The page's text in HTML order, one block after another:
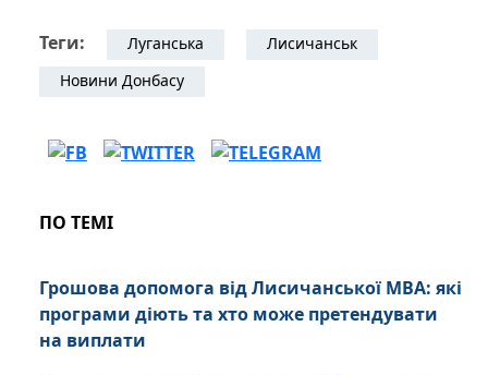
Теги: Луганська
Лисичанськ
Новини Донбасу
ПО ТЕМІ
Грошова допомога від Лисичанської МВА: які
програми діють та хто може претендувати
на виплати